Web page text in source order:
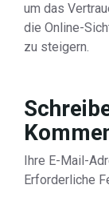
um das
die Online-
zu steigern.
Ihre E-Mail-
Erforderliche